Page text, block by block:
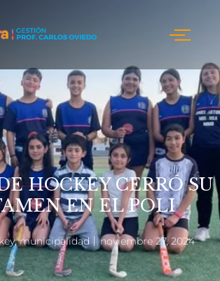
HOCKEY CERRÓ SU
EN EL POLI
,municipalidad noviembre 27, 2024